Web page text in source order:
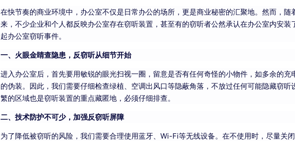
在快节奏的商业环境中，办公室不仅是日常办公的场所，更是商业秘密的汇聚地。然而，
来，不少企业和个人都反映办公室存在窃听装置，甚至有的窃听者公然承认在办公室内安
起办公室窃听事件。
一、火眼金睛查隐患，反窃听从细节开始
进入办公室后，首先要用敏锐的眼光扫视一圈，留意是否有任何奇怪的小物件，如多余的
的伪装。因此，我们需要仔细检查绿植、空调出风口等隐蔽角落，不放过任何可能隐藏窃
繁的区域也是窃听装置的重点藏匿地，必须仔细排查。
二、技术防护不可少，加强反窃听屏障
为了降低被窃听的风险，我们需要合理使用蓝牙、Wi-Fi等无线设备。在不使用时，尽量关